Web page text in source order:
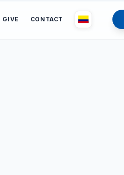
GIVE CONTACT